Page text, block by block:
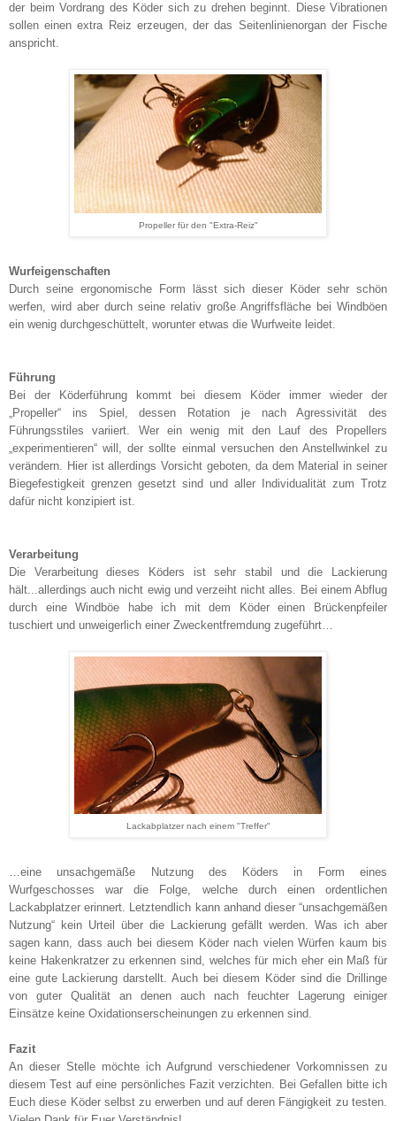
der beim Vordrang des Köder sich zu drehen beginnt. Diese Vibrationen
sollen einen extra Reiz erzeugen, der das Seitenlinienorgan der Fische
anspricht.
Propeller für den "Extra-Reiz"
Wurfeigenschaften
Durch seine ergonomische Form lässt sich dieser Köder sehr schön
werfen, wird aber durch seine relativ große Angriffsfläche bei Windböen
ein wenig durchgeschüttelt, worunter etwas die Wurfweite leidet.
Führung
Bei der Köderführung kommt bei diesem Köder immer wieder der
„Propeller“ ins Spiel, dessen Rotation je nach Agressivität des
Führungsstiles variiert. Wer ein wenig mit den Lauf des Propellers
„experimentieren“ will, der sollte einmal versuchen den Anstellwinkel zu
verändern. Hier ist allerdings Vorsicht geboten, da dem Material in seiner
Biegefestigkeit grenzen gesetzt sind und aller Individualität zum Trotz
dafür nicht konzipiert ist.
Verarbeitung
Die Verarbeitung dieses Köders ist sehr stabil und die Lackierung
hält...allerdings auch nicht ewig und verzeiht nicht alles. Bei einem Abflug
durch eine Windböe habe ich mit dem Köder einen Brückenpfeiler
tuschiert und unweigerlich einer Zweckentfremdung zugeführt…
Lackabplatzer nach einem "Treffer"
…eine unsachgemäße Nutzung des Köders in Form eines
Wurfgeschosses war die Folge, welche durch einen ordentlichen
Lackabplatzer erinnert. Letztendlich kann anhand dieser “unsachgemäßen
Nutzung“ kein Urteil über die Lackierung gefällt werden. Was ich aber
sagen kann, dass auch bei diesem Köder nach vielen Würfen kaum bis
keine Hakenkratzer zu erkennen sind, welches für mich eher ein Maß für
eine gute Lackierung darstellt. Auch bei diesem Köder sind die Drillinge
von guter Qualität an denen auch nach feuchter Lagerung einiger
Einsätze keine Oxidationserscheinungen zu erkennen sind.
Fazit
An dieser Stelle möchte ich Aufgrund verschiedener Vorkomnissen zu
diesem Test auf eine persönliches Fazit verzichten. Bei Gefallen bitte ich
Euch diese Köder selbst zu erwerben und auf deren Fängigkeit zu testen.